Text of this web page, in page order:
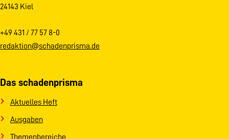
24143 Kiel
+49 431 / 77 57 8-0
redaktion@schadenprisma.de
Das schadenprisma
Aktuelles Heft
Ausgaben
Themenbereiche